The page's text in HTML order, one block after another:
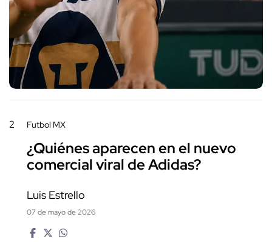
2 Futbol MX
¿Quiénes aparecen en el nuevo
comercial viral de Adidas?
Luis Estrello
07 de mayo de 2026